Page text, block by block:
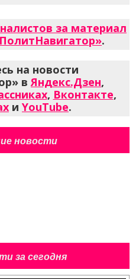
за материал
.
на новости
вЯндекс.Дзен,
, Вконтакте,
и YouTube.
новости
за сегодня